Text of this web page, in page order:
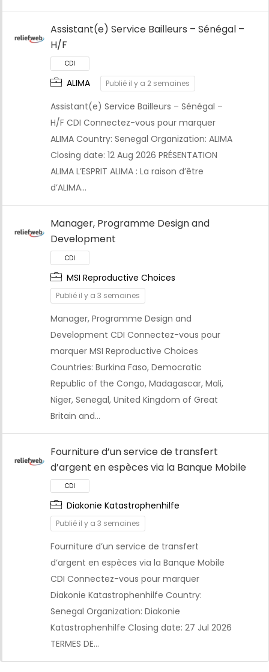
CDI
Assistant(e) Service Bailleurs – Sénégal –
H/F
ALIMA Publié il y a 2 semaines
Assistant(e) Service Bailleurs – Sénégal –
H/F CDI Connectez-vous pour marquer
ALIMA Country: Senegal Organization: ALIMA
Closing date: 12 Aug 2026 PRÉSENTATION
ALIMA L’ESPRIT ALIMA : La raison d’être
d’ALIMA…
Manager, Programme Design and
Development
MSI Reproductive Choices
Publié il y a 3 semaines
Manager, Programme Design and
Development CDI Connectez-vous pour
marquer MSI Reproductive Choices
Countries: Burkina Faso, Democratic
Republic of the Congo, Madagascar, Mali,
Niger, Senegal, United Kingdom of Great
Britain and…
Fourniture d’un service de transfert
d’argent en espèces via la Banque Mobile
Diakonie Katastrophenhilfe
Publié il y a 3 semaines
Fourniture d’un service de transfert
d’argent en espèces via la Banque Mobile
CDI Connectez-vous pour marquer
Diakonie Katastrophenhilfe Country:
Senegal Organization: Diakonie
Katastrophenhilfe Closing date: 27 Jul 2026
TERMES DE…